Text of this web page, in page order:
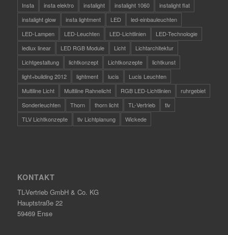
Insta
insta elektro instalight instalight 1060
instalight flat
instalight glow
insta lightment LED
led-einbauleuchten
LED-Lampen
LED-Leuchten LED-Lichtlinien
LED-Technologie
ledlux linear
LED RGB Module Licht
Lichtarchitektur
Lichtgestaltung
lichtkonzept Lichtkonzepte
lichtkunst
light+building 2012
lightment lucis
Lucis Leuchten
Multiline Licht
Multiline Rahnelicht RGB LED-Lichtlinien
ruhrgebiet
Sonderleuchten
Thorn thorn licht TL-Vertrieb
tlv
TLV Lichtkonzepte
tlv Lichtplanung Wickede
KONTAKT
TL-Vertrieb GmbH & Co. KG
Hauptstraße 22
59469 Ense